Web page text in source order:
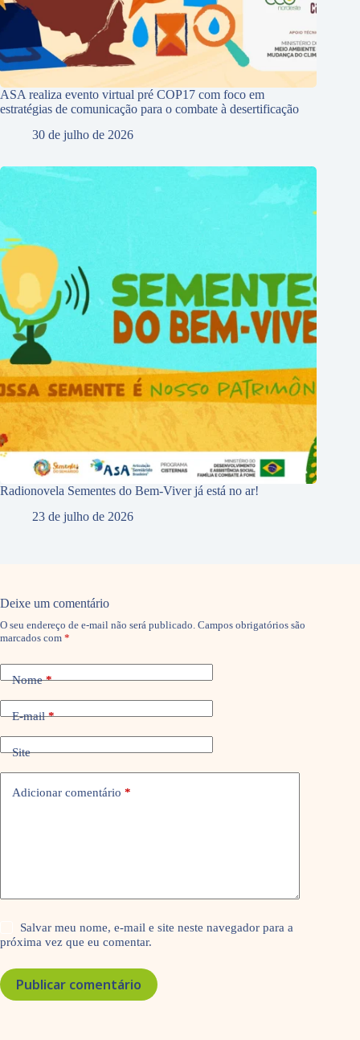
ASA realiza evento virtual pré COP17 com foco em
estratégias de comunicação para o combate à desertificação
30 de julho de 2026
Radionovela Sementes do Bem-Viver já está no ar!
23 de julho de 2026
Deixe um comentário
O seu endereço de e-mail não será publicado. Campos obrigatórios são
marcados com *
Nome*
E-mail*
Site
Adicionar comentário *
Salvar meu nome, e-mail e site neste navegador para a
próxima vez que eu comentar.
Publicar comentário